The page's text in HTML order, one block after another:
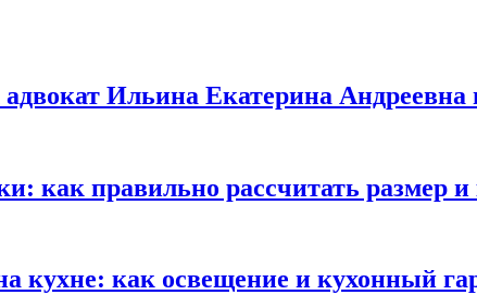
адвокат Ильина Екатерина
как правильно рассчитать размер
кухне: как освещение и кухонный